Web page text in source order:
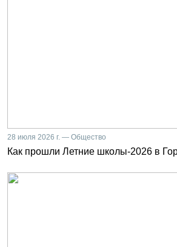
28 июля 2026 г. — Общество
Как прошли Летние школы-2026 в